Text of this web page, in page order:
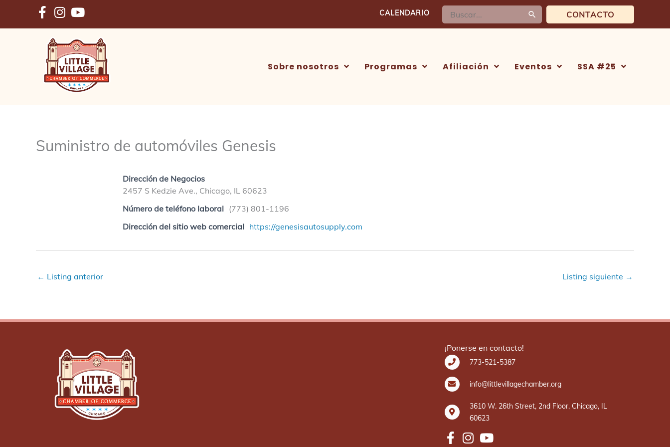
contenido
CALENDARIO Buscar: CONTACTO
Sobre nosotros Programas Afiliación Eventos SSA #25
Suministro de automóviles Genesis
Dirección de Negocios
2457 S Kedzie Ave., Chicago, IL 60623
Número de teléfono laboral (773) 801-1196
Dirección del sitio web comercial https://genesisautosupply.com
← Listing anterior Listing siguiente →
¡Ponerse en contacto!
773-521-5387
info@littlevillagechamber.org
3610 W. 26th Street, 2nd Floor, Chicago, IL
60623